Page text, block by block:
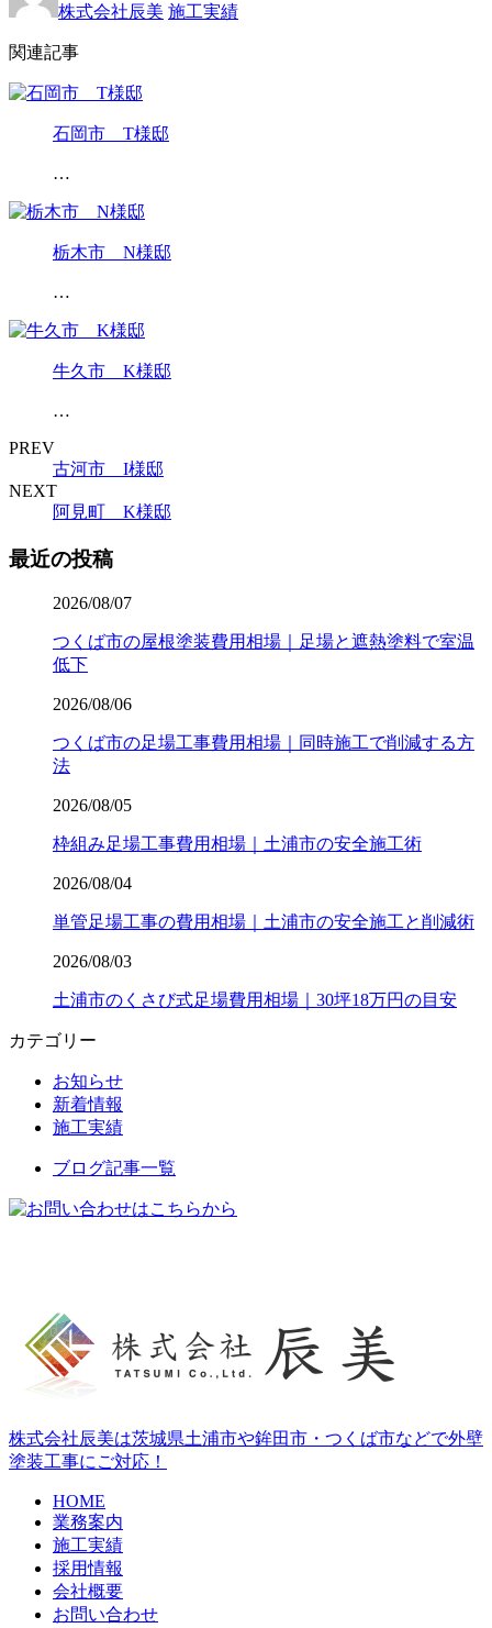
株式会社辰美 施工実績
関連記事
石岡市 T様邸
…
栃木市 N様邸
…
牛久市 K様邸
…
PREV
古河市 I様邸
NEXT
阿見町 K様邸
最近の投稿
2026/08/07
つくば市の屋根塗装費用相場｜足場と遮熱塗料で室温
低下
2026/08/06
つくば市の足場工事費用相場｜同時施工で削減する方
法
2026/08/05
枠組み足場工事費用相場｜土浦市の安全施工術
2026/08/04
単管足場工事の費用相場｜土浦市の安全施工と削減術
2026/08/03
土浦市のくさび式足場費用相場｜30坪18万円の目安
カテゴリー
お知らせ
新着情報
施工実績
ブログ記事一覧
株式会社辰美は茨城県土浦市や鉾田市・つくば市などで外壁
塗装工事にご対応！
HOME
業務案内
施工実績
採用情報
会社概要
お問い合わせ